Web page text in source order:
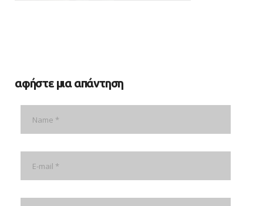
αφήστε μια απάντηση